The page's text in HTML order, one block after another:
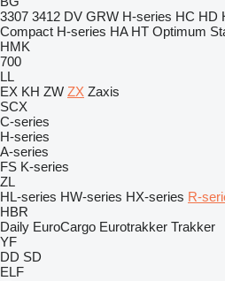
3307 3412 DV GRW H-series HC HD
Compact H-series HA HT Optimum
HMK
700
LL
EX KH ZW ZX Zaxis
SCX
C-series
H-series
A-series
FS K-series
ZL
HL-series HW-series HX-series R-
HBR
Daily EuroCargo Eurotrakker Trakker
YF
DD SD
ELF